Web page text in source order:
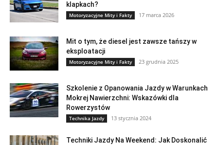
klapkach?
Motoryzacyjne Mity i Fakty 17 marca 2026
Mit o tym, że diesel jest zawsze tańszy w
eksploatacji
Motoryzacyjne Mity i Fakty 23 grudnia 2025
Szkolenie z Opanowania Jazdy w Warunkach
Mokrej Nawierzchni: Wskazówki dla
Rowerzystów
Technika Jazdy 13 stycznia 2024
Techniki Jazdy Na Weekend: Jak Doskonalić